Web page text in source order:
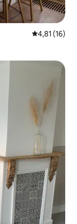
4,81 av 5 i
4,81 (16)